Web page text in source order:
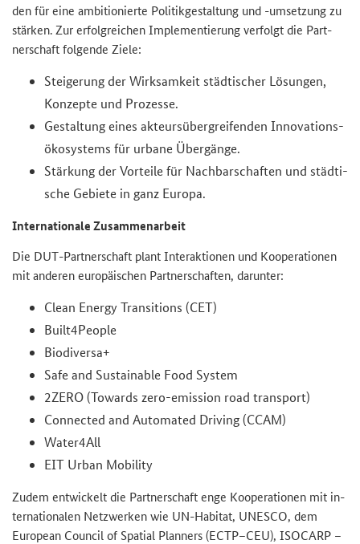
den für eine am­bi­tio­nier­te Po­li­tik­ge­stal­tung und -​umsetzung zu
stär­ken. Zur er­folg­rei­chen Im­ple­men­tie­rung ver­folgt die Part­
ner­schaft fol­gen­de Ziele:
Stei­ge­rung der Wirk­sam­keit städ­ti­scher Lö­sun­gen,
Kon­zep­te und Pro­zes­se.
Ge­stal­tung eines ak­teurs­über­grei­fen­den In­no­va­ti­ons­
öko­sys­tems für ur­ba­ne Über­gän­ge.
Stär­kung der Vor­tei­le für Nach­bar­schaf­ten und städ­ti­
sche Ge­bie­te in ganz Eu­ro­pa.
In­ter­na­tio­na­le Zu­sam­men­ar­beit
Die DUT-​Partnerschaft plant In­ter­ak­tio­nen und Ko­ope­ra­tio­nen
mit an­de­ren eu­ro­päi­schen Part­ner­schaf­ten, dar­un­ter:
Clean Energy Transitions (CET)
Built4People
Biodiversa+
Safe and Sustainable Food System
2ZERO (Towards zero-emission road transport)
Connected and Automated Driving (CCAM)
Water4All
EIT Urban Mobility
Zudem ent­wi­ckelt die Part­ner­schaft enge Ko­ope­ra­tio­nen mit in­
ter­na­tio­na­len Netz­wer­ken wie UN-Habitat, UNESCO, dem
European Council of Spatial Planners (ECTP–CEU), ISOCARP –